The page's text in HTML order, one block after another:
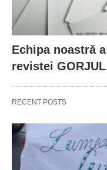
Echipa noastră
revistei GORJUL
RECENT POSTS